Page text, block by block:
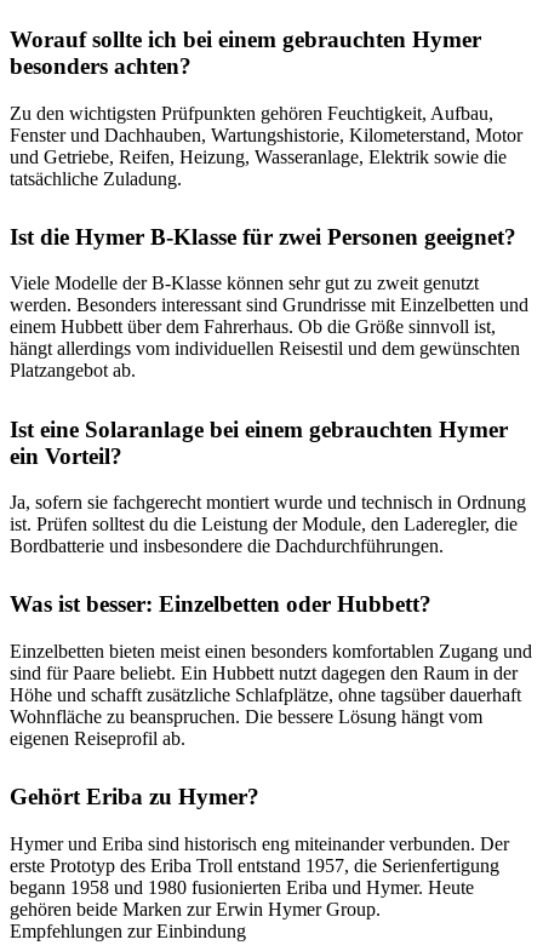
Worauf sollte ich bei einem gebrauchten Hymer
besonders achten?
Zu den wichtigsten Prüfpunkten gehören Feuchtigkeit, Aufbau,
Fenster und Dachhauben, Wartungshistorie, Kilometerstand, Motor
und Getriebe, Reifen, Heizung, Wasseranlage, Elektrik sowie die
tatsächliche Zuladung.
Ist die Hymer B-Klasse für zwei Personen geeignet?
Viele Modelle der B-Klasse können sehr gut zu zweit genutzt
werden. Besonders interessant sind Grundrisse mit Einzelbetten und
einem Hubbett über dem Fahrerhaus. Ob die Größe sinnvoll ist,
hängt allerdings vom individuellen Reisestil und dem gewünschten
Platzangebot ab.
Ist eine Solaranlage bei einem gebrauchten Hymer
ein Vorteil?
Ja, sofern sie fachgerecht montiert wurde und technisch in Ordnung
ist. Prüfen solltest du die Leistung der Module, den Laderegler, die
Bordbatterie und insbesondere die Dachdurchführungen.
Was ist besser: Einzelbetten oder Hubbett?
Einzelbetten bieten meist einen besonders komfortablen Zugang und
sind für Paare beliebt. Ein Hubbett nutzt dagegen den Raum in der
Höhe und schafft zusätzliche Schlafplätze, ohne tagsüber dauerhaft
Wohnfläche zu beanspruchen. Die bessere Lösung hängt vom
eigenen Reiseprofil ab.
Gehört Eriba zu Hymer?
Hymer und Eriba sind historisch eng miteinander verbunden. Der
erste Prototyp des Eriba Troll entstand 1957, die Serienfertigung
begann 1958 und 1980 fusionierten Eriba und Hymer. Heute
gehören beide Marken zur Erwin Hymer Group.
Empfehlungen zur Einbindung